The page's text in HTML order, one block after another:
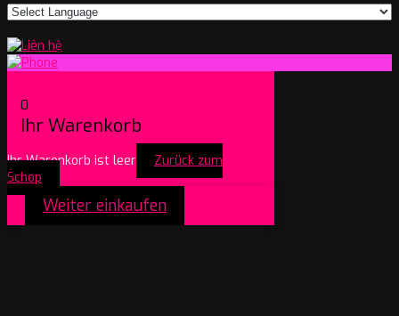
0
Ihr Warenkorb
Ihr Warenkorb ist leer
Zurück zum
Schop
Weiter einkaufen